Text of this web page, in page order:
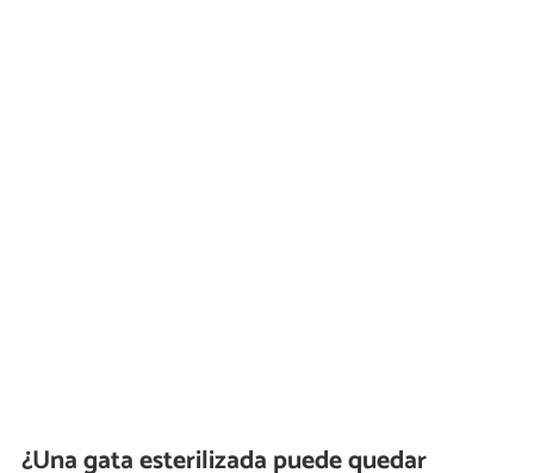
¿Una gata esterilizada puede quedar